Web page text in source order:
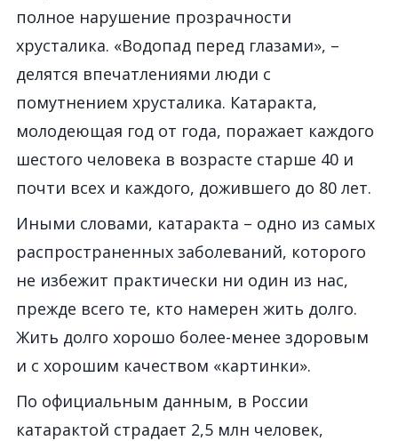
полное нарушение прозрачности
хрусталика. «Водопад перед глазами», –
делятся впечатлениями люди с
помутнением хрусталика. Катаракта,
молодеющая год от года, поражает каждого
шестого человека в возрасте старше 40 и
почти всех и каждого, дожившего до 80 лет.
Иными словами, катаракта – одно из самых
распространенных заболеваний, которого
не избежит практически ни один из нас,
прежде всего те, кто намерен жить долго.
Жить долго хорошо более-менее здоровым
и с хорошим качеством «картинки».
По официальным данным, в России
катарактой страдает 2,5 млн человек,